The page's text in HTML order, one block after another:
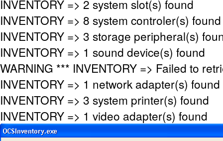
INVENTORY => 2 system slot(s) found
INVENTORY => 8 system controler(s) found
INVENTORY => 3 storage peripheral(s)
INVENTORY => 1 sound device(s) found
WARNING *** INVENTORY => Failed to
INVENTORY => 1 network adapter(s) found
INVENTORY => 3 system printer(s) found
INVENTORY => 1 video adapter(s) found